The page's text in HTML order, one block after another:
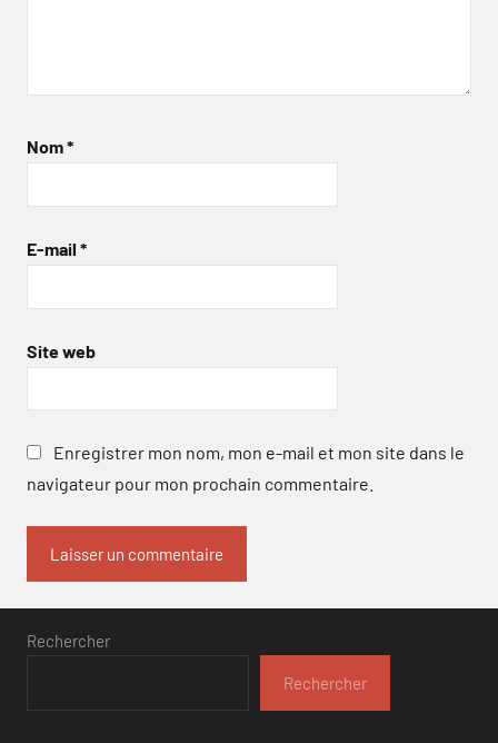
Nom*
E-mail *
Site web
Enregistrer mon nom, mon e-mail et mon site dans le
navigateur pour mon prochain commentaire.
Rechercher
Rechercher